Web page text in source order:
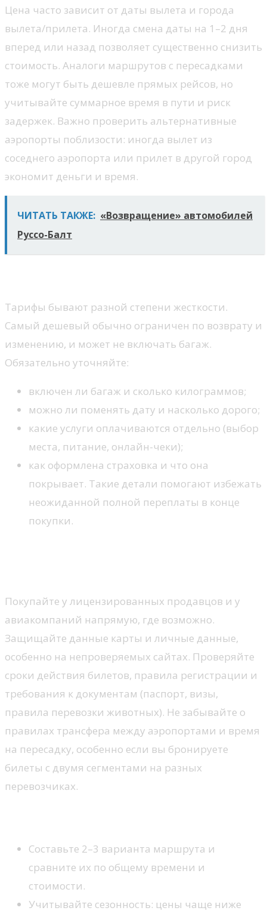
Цена часто зависит от даты вылета и города
вылета/прилета. Иногда смена даты на 1–2 дня
вперед или назад позволяет существенно снизить
стоимость. Аналоги маршрутов с пересадками
тоже могут быть дешевле прямых рейсов, но
учитывайте суммарное время в пути и риск
задержек. Важно проверить альтернативные
аэропорты поблизости: иногда вылет из
соседнего аэропорта или прилет в другой город
экономит деньги и время.
ЧИТАТЬ ТАКЖЕ: «Возвращение» автомобилей
Руссо-Балт
Тарифы бывают разной степени жесткости.
Самый дешевый обычно ограничен по возврату и
изменению, и может не включать багаж.
Обязательно уточняйте:
включен ли багаж и сколько килограммов;
можно ли поменять дату и насколько дорого;
какие услуги оплачиваются отдельно (выбор
места, питание, онлайн-чеки);
как оформлена страховка и что она
покрывает. Такие детали помогают избежать
неожиданной полной переплаты в конце
покупки.
Покупайте у лицензированных продавцов и у
авиакомпаний напрямую, где возможно.
Защищайте данные карты и личные данные,
особенно на непроверяемых сайтах. Проверяйте
сроки действия билетов, правила регистрации и
требования к документам (паспорт, визы,
правила перевозки животных). Не забывайте о
правилах трансфера между аэропортами и время
на пересадку, особенно если вы бронируете
билеты с двумя сегментами на разных
перевозчиках.
Составьте 2–3 варианта маршрута и
сравните их по общему времени и
стоимости.
Учитывайте сезонность: цены чаще ниже